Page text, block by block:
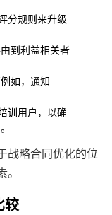
分规则来升级
到利益相关者
如，通知
训用户，以确
战略合同优化的位
较